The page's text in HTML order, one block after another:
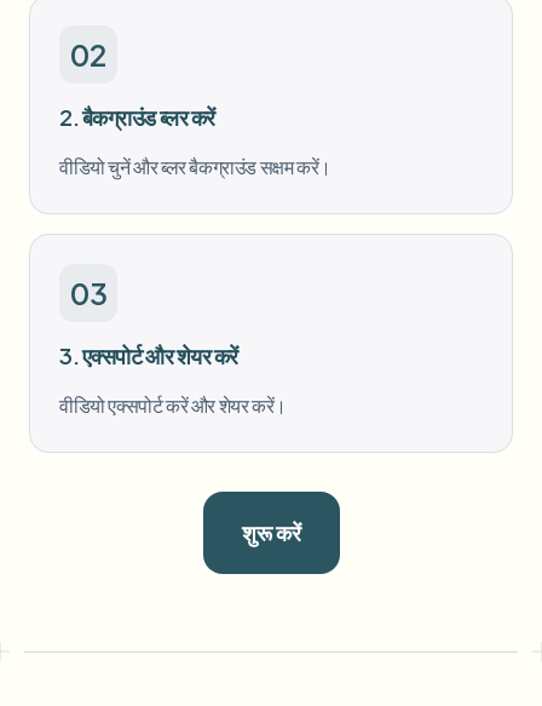
02
2. बैकग्राउंड ब्लर करें
वीडियो चुनें और ब्लर बैकग्राउंड सक्षम करें।
03
3. एक्सपोर्ट और शेयर करें
वीडियो एक्सपोर्ट करें और शेयर करें।
शुरू करें